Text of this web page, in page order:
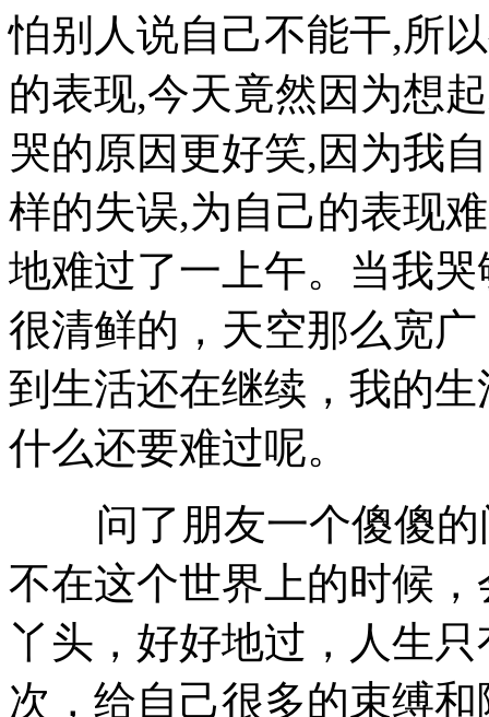
怕别人说自己不能干,所
的表现,今天竟然因为想
哭的原因更好笑,因为我
样的失误,为自己的表现
地难过了一上午。当我
很清鲜的，天空那么宽
到生活还在继续，我的
什么还要难过呢。
问了朋友一个傻傻的
不在这个世界上的时候
丫头，好好地过，人生
次，给自己很多的束缚